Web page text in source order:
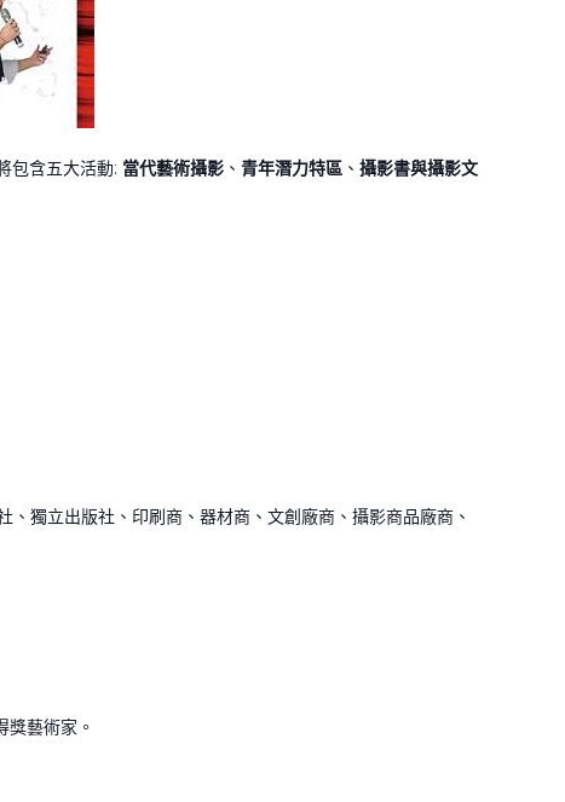
包含五大活動: 當代藝術攝影 、 青年潛力特區 、 攝影書與攝影文
獨立出版社、印刷商、器材商、文創廠商、攝影商品廠商、
藝術家。